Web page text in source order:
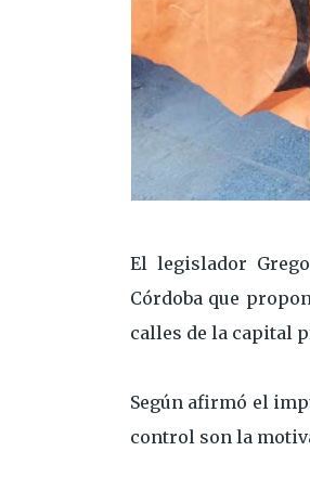
El legislador
Córdoba que
calles de la capital
Según afirmó el
control son la